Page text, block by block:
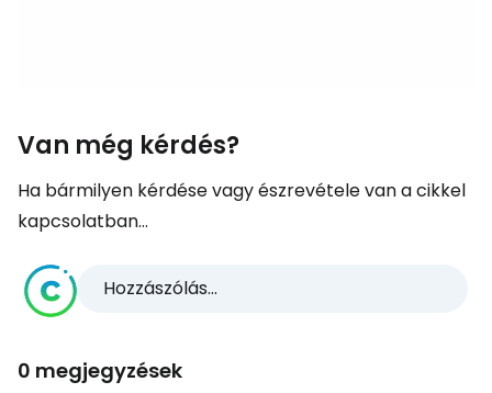
Van még kérdés?
Ha bármilyen kérdése vagy észrevétele van a cikkel
kapcsolatban...
Hozzászólás...
0 megjegyzések